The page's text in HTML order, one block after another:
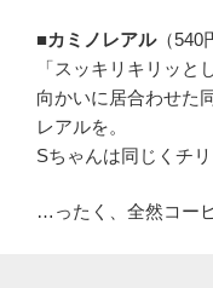
■カミノレアル（540
「スッキリキリッと
向かいに居合わせた
レアルを。
Sちゃんは同じくチ
…ったく、全然コー